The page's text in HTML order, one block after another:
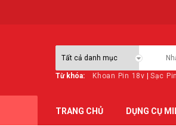
Từ khóa: Khoan Pin 18v Sạc Pin
TRANG CHỦ DỤNG CỤ